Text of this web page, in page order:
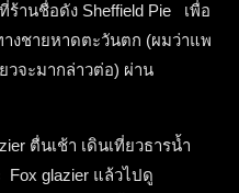
านชื่อดัง Sheffield Pie เพื่อ
างชายหาดตะวันตก (ผมว่าแพ
วจะมากล่าวต่อ) ผ่าน
ตื่นเช้า เดินเที่ยวธารน้ำ
Fox glazier แล้วไปดู